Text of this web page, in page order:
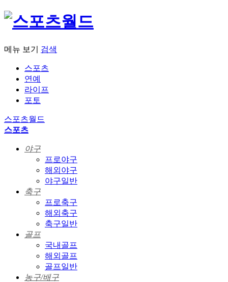
메뉴 보기 검색
스포츠
연예
라이프
포토
스포츠월드
스포츠
야구
프로야구
해외야구
야구일반
축구
프로축구
해외축구
축구일반
골프
국내골프
해외골프
골프일반
농구/배구